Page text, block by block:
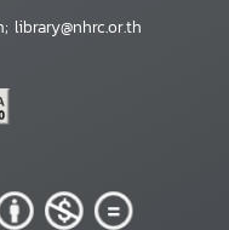
library@nhrc.or.th